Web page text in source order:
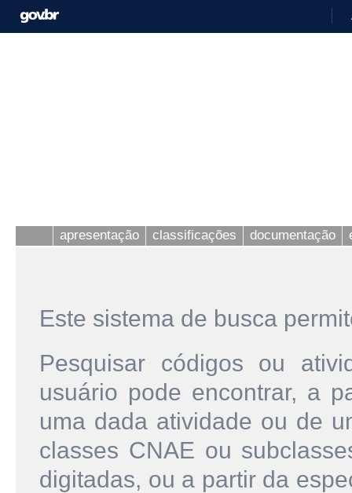
apresentação classificações documentação
Este sistema de busca
Pesquisar códigos ou
usuário pode encontrar, a
uma dada atividade ou de
classes CNAE ou
digitadas, ou a partir da